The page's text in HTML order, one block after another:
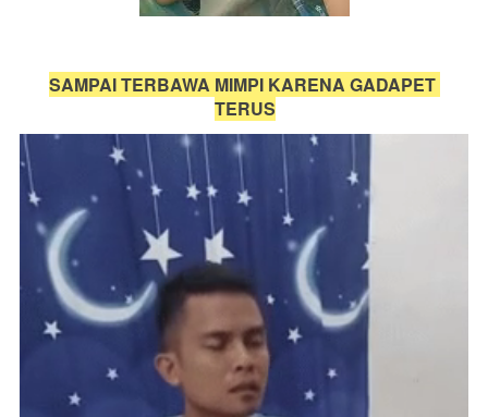
SAMPAI TERBAWA MIMPI KARENA GADAPET
TERUS